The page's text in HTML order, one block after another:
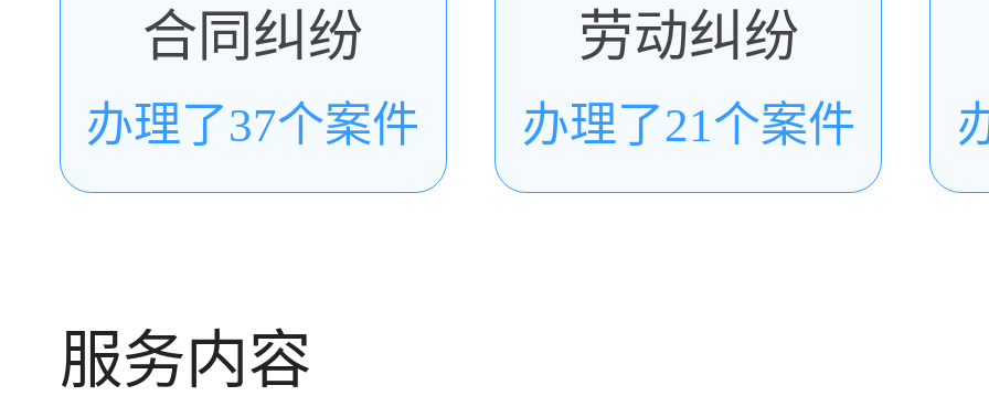
合同纠纷
办理了37个案件
劳动纠纷
办理了21个案件
服务内容